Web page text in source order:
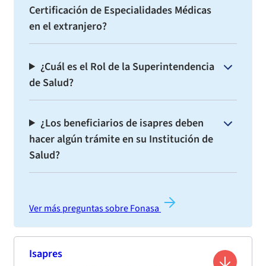
Certificación de Especialidades Médicas
en el extranjero?
¿Cuál es el Rol de la Superintendencia
de Salud?
¿Los beneficiarios de isapres deben
hacer algún trámite en su Institución de
Salud?
Ver más preguntas sobre Fonasa
Isapres